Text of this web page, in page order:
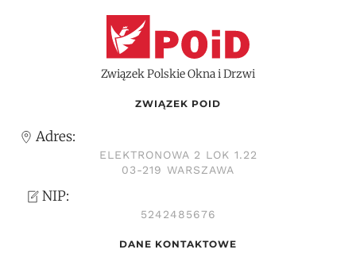
Związek Polskie Okna i Drzwi
ZWIĄZEK POID
Adres:
ELEKTRONOWA 2 LOK 1.22
03-219 WARSZAWA
NIP:
5242485676
DANE KONTAKTOWE